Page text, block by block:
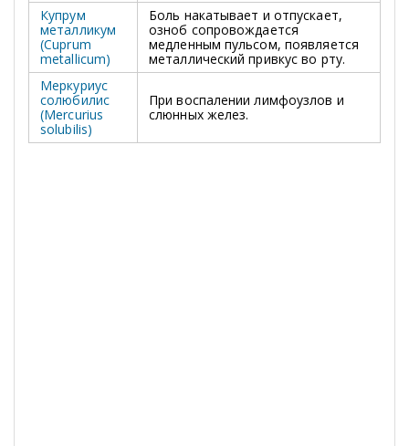
Купрум
металликум
(Cuprum
metallicum)
Боль накатывает и отпускает,
озноб сопровождается
медленным пульсом, появляется
металлический привкус во рту.
Меркуриус
солюбилис
(Mercurius
solubilis)
При воспалении лимфоузлов и
слюнных желез.